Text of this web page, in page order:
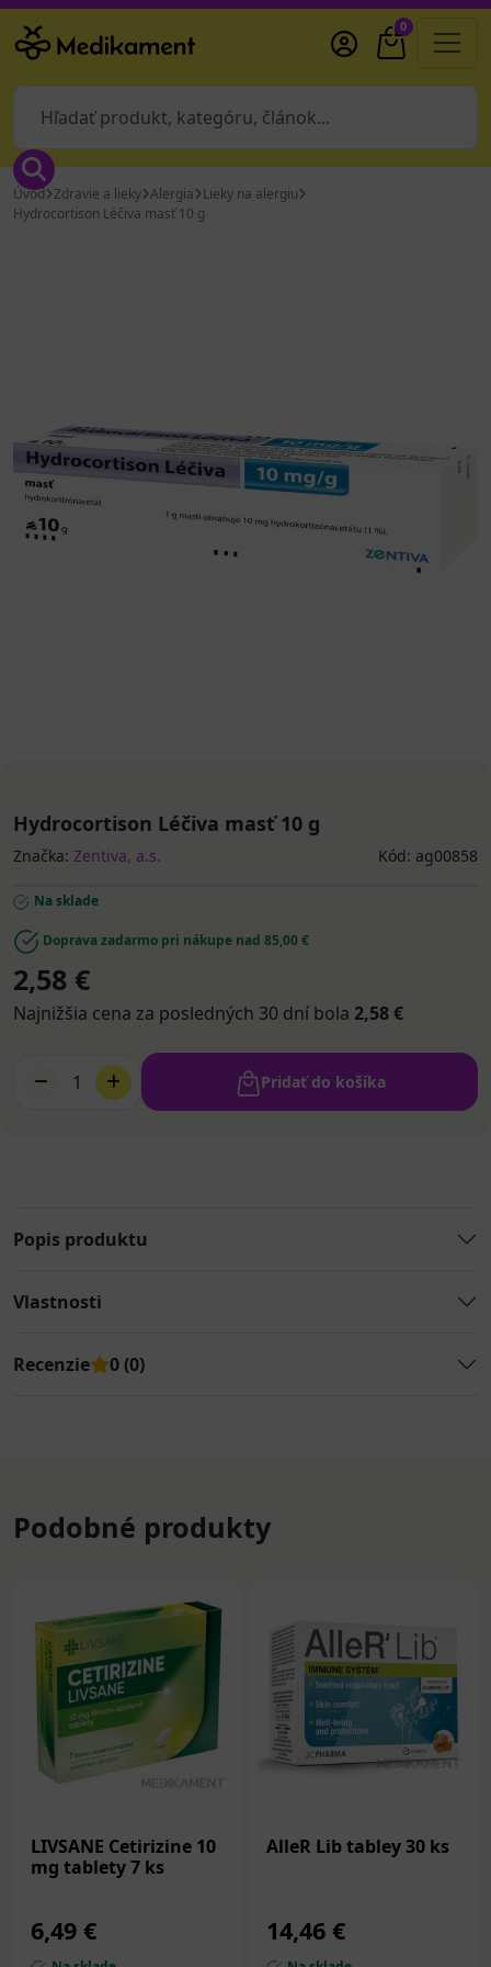
0
Úvod Zdravie a lieky Alergia Lieky na alergiu
Hydrocortison Léčiva masť 10 g
Hydrocortison Léčiva masť 10 g
Značka: Zentiva, a.s. Kód: ag00858
Na sklade
Doprava zadarmo pri nákupe nad 85,00 €
2,58 €
Najnižšia cena za posledných 30 dní bola 2,58 €
1 Pridať do košíka
Popis produktu
Vlastnosti
Recenzie 0 (0)
Podobné produkty
LIVSANE Cetirizine 10
mg tablety 7 ks
6,49 €
AlleR Lib tabley 30 ks
14,46 €